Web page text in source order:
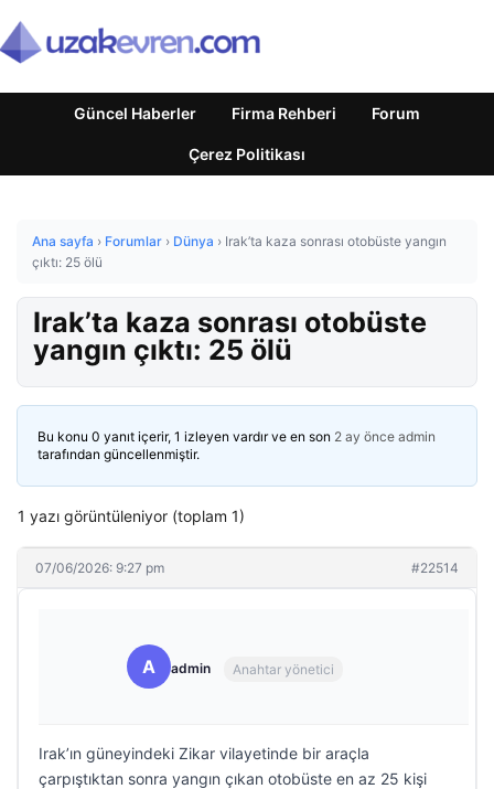
Güncel Haberler Firma Rehberi Forum
Çerez Politikası
Ana sayfa › Forumlar › Dünya › Irak’ta kaza sonrası otobüste yangın
çıktı: 25 ölü
Irak’ta kaza sonrası otobüste
yangın çıktı: 25 ölü
Bu konu 0 yanıt içerir, 1 izleyen vardır ve en son 2 ay önce admin
tarafından güncellenmiştir.
1 yazı görüntüleniyor (toplam 1)
07/06/2026: 9:27 pm #22514
A admin Anahtar yönetici
Irak’ın güneyindeki Zikar vilayetinde bir araçla
çarpıştıktan sonra yangın çıkan otobüste en az 25 kişi